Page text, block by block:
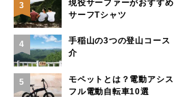
3
現役サーファーがおすす
サーフTシャツ
4
手稲山の3つの登山コース
介
5
モペットとは？電動アシ
フル電動自転車10選